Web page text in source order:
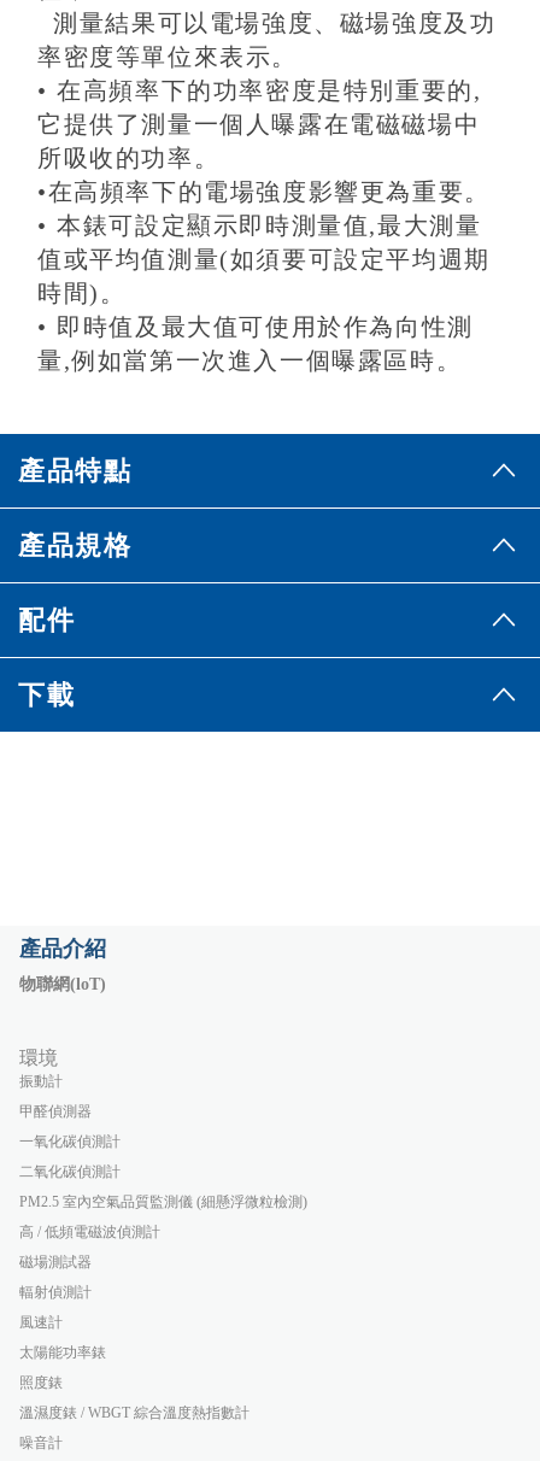
測量結果可以電場強度、磁場強度及功
率密度等單位來表示。
• 在高頻率下的功率密度是特別重要的,
它提供了測量一個人曝露在電磁磁場中
所吸收的功率。
•在高頻率下的電場強度影響更為重要。
• 本錶可設定顯示即時測量值,最大測量
值或平均值測量(如須要可設定平均週期
時間)。
• 即時值及最大值可使用於作為向性測
量,例如當第一次進入一個曝露區時。
產品特點
產品規格
配件
下載
產品介紹
物聯網(loT)
環境
振動計
甲醛偵測器
一氧化碳偵測計
二氧化碳偵測計
PM2.5 室內空氣品質監測儀 (細懸浮微粒檢測)
高 / 低頻電磁波偵測計
磁場測試器
輻射偵測計
風速計
太陽能功率錶
照度錶
溫濕度錶 / WBGT 綜合溫度熱指數計
噪音計